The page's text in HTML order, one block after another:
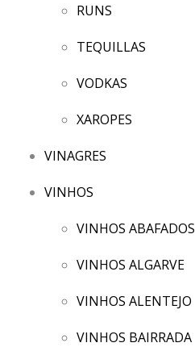
RUNS
TEQUILLAS
VODKAS
XAROPES
VINAGRES
VINHOS
VINHOS ABAFADOS
VINHOS ALGARVE
VINHOS ALENTEJO
VINHOS BAIRRADA